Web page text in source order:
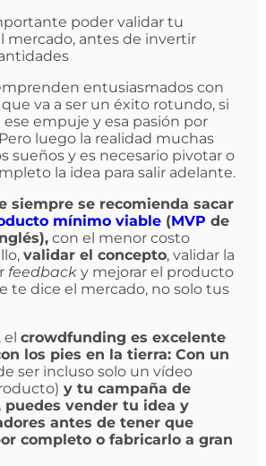
poder validar tu
mercado, antes de invertir
entusiasmados con
va a ser un éxito rotundo, si
empuje y esa pasión por
luego la realidad muchas
sueños y es necesario pivotar o
la idea para salir adelante.
siempre se recomienda sacar
mínimo viable(MVP de
con el menor costo
validar el concepto, validar la
feedbacky mejorar el producto
te dice el mercado, no solo tus
el crowdfunding es excelente
los pies en la tierra: Con un
ser incluso solo un vídeo
y tu campaña de
vender tu idea y
antes de tener que
completo o fabricarlo a gran